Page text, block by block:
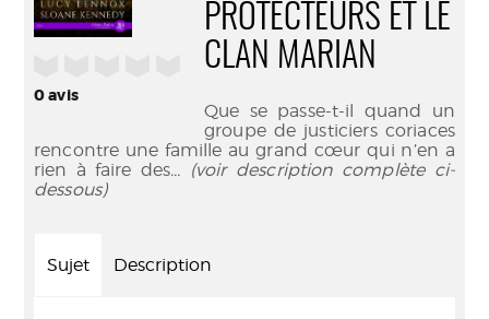
0avis
PROTECTEURS ET LE
CLAN MARIAN
Que se passe-t-il quand un
groupe de justiciers coriaces
rencontre une famille au grand cœur qui n’en a
rien à faire des... (voir description complète ci-
dessous)
Sujet Description